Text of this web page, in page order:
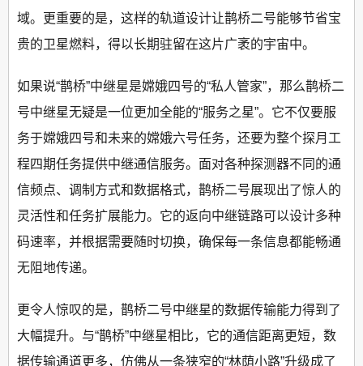
域。更重要的是，这样的轨道设计让鹊桥二号能够节省宝
贵的卫星燃料，得以长期驻留在这片广袤的宇宙中。
如果说“鹊桥”中继星是嫦娥四号的“私人管家”，那么鹊桥二
号中继星无疑是一位更加全能的“服务之星”。它不仅要服
务于嫦娥四号和未来的嫦娥六号任务，还要为整个探月工
程四期任务提供中继通信服务。面对各种探测器不同的通
信频点、调制方式和数据格式，鹊桥二号展现出了惊人的
灵活性和任务扩展能力。它的返向中继链路可以设计多种
码速率，并根据需要随时切换，确保每一条信息都能畅通
无阻地传递。
更令人惊叹的是，鹊桥二号中继星的数据传输能力得到了
大幅提升。与“鹊桥”中继星相比，它的通信距离更短，数
据传输通道更多，仿佛从一条狭窄的“林荫小路”升级成了